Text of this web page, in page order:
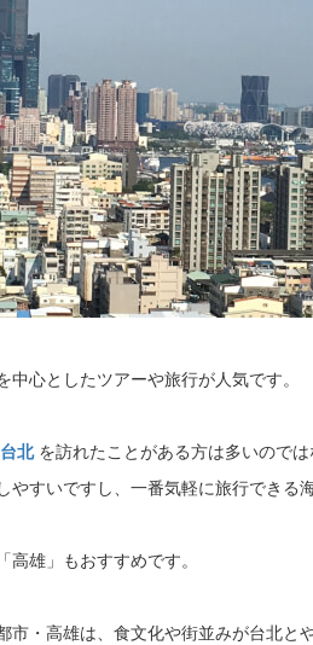
中心としたツアーや旅行が人気です。
台北 を訪れたことがある方は多いのでは
やすいですし、一番気軽に旅行できる
雄」もおすすめです。
市・高雄は、食文化や街並みが台北と